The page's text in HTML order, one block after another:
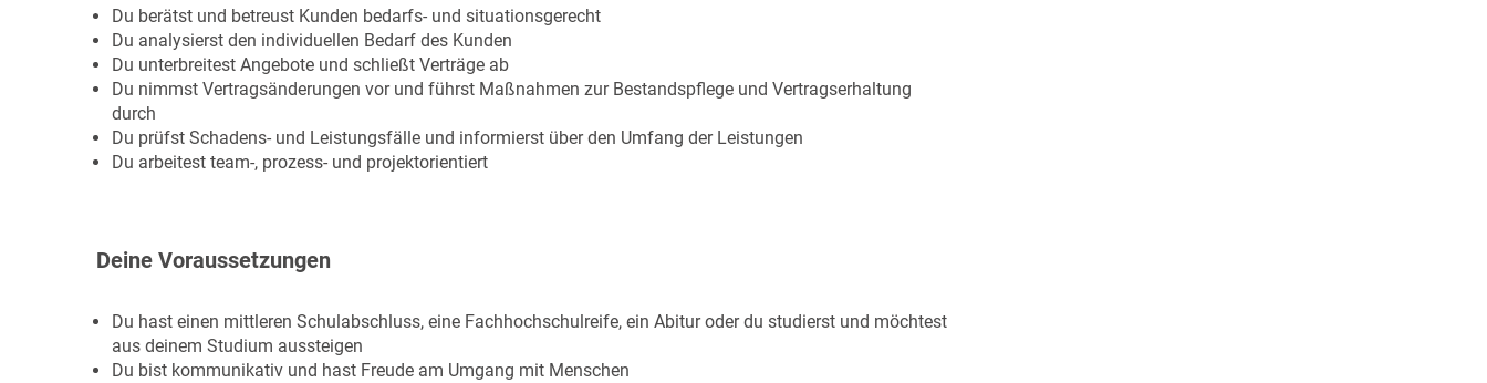
Du berätst und betreust Kunden bedarfs- und situationsgerecht
Du analysierst den individuellen Bedarf des Kunden
Du unterbreitest Angebote und schließt Verträge ab
Du nimmst Vertragsänderungen vor und führst Maßnahmen zur Bestandspflege und Vertragserhaltung
durch
Du prüfst Schadens- und Leistungsfälle und informierst über den Umfang der Leistungen
Du arbeitest team-, prozess- und projektorientiert
Deine Voraussetzungen
Du hast einen mittleren Schulabschluss, eine Fachhochschulreife, ein Abitur oder du studierst und möchtest
aus deinem Studium aussteigen
Du bist kommunikativ und hast Freude am Umgang mit Menschen